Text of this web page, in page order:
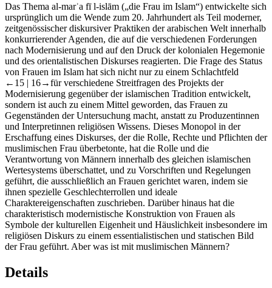
Das Thema al-marʾa fī l-islām („die Frau im Islam“) entwickelte sich
ursprünglich um die Wende zum 20. Jahrhundert als Teil moderner,
zeitgenössischer diskursiver Praktiken der arabischen Welt innerhalb
konkurrierender Agenden, die auf die verschiedenen Forderungen
nach Modernisierung und auf den Druck der kolonialen Hegemonie
und des orientalistischen Diskurses reagierten. Die Frage des Status
von Frauen im Islam hat sich nicht nur zu einem Schlachtfeld
←15 | 16→für verschiedene Streitfragen des Projekts der
Modernisierung gegenüber der islamischen Tradition entwickelt,
sondern ist auch zu einem Mittel geworden, das Frauen zu
Gegenständen der Untersuchung macht, anstatt zu Produzentinnen
und Interpretinnen religiösen Wissens. Dieses Monopol in der
Erschaffung eines Diskurses, der die Rolle, Rechte und Pflichten der
muslimischen Frau überbetonte, hat die Rolle und die
Verantwortung von Männern innerhalb des gleichen islamischen
Wertesystems überschattet, und zu Vorschriften und Regelungen
geführt, die ausschließlich an Frauen gerichtet waren, indem sie
ihnen spezielle Geschlechterrollen und ideale
Charaktereigenschaften zuschrieben. Darüber hinaus hat die
charakteristisch modernistische Konstruktion von Frauen als
Symbole der kulturellen Eigenheit und Häuslichkeit insbesondere im
religiösen Diskurs zu einem essentialistischen und statischen Bild
der Frau geführt. Aber was ist mit muslimischen Männern?
Details